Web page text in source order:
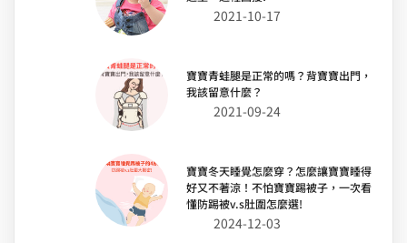
2021-10-17
寶寶青蛙腿是正常的嗎？背寶寶出門，
我該留意什麼？
2021-09-24
寶寶冬天睡覺怎麼穿？怎麼讓寶寶睡得
好又不著涼！不怕寶寶踢被子，一次看
懂防踢被v.s肚圍怎麼選!
2024-12-03